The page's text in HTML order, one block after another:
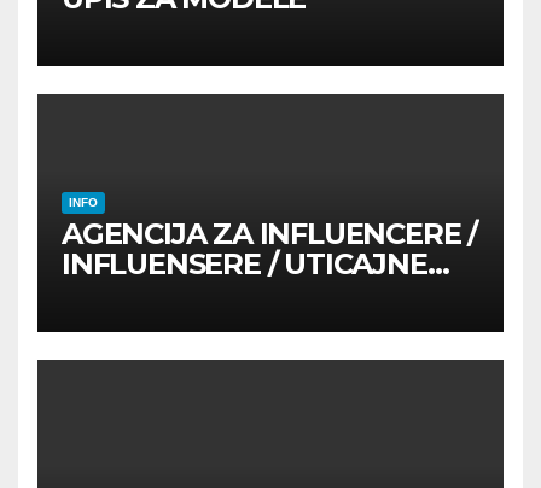
INFO
AGENCIJA ZA INFLUENCERE /
INFLUENSERE / UTICAJNE